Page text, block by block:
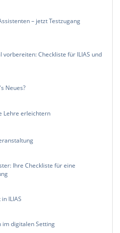
– jetzt Testzugang
Checkliste für ILIAS und
Neues?
Lehre erleichtern
Ihre Checkliste für eine
ILIAS
im digitalen Setting